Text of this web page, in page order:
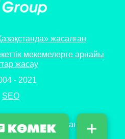
жасалған
мекемелерге арнайы
жасау
- 2021
SEO
сақталған